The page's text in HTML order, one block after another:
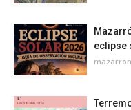
eclipse